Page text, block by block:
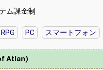
ム課金制
RPG PC スマートフォン
Atlan)